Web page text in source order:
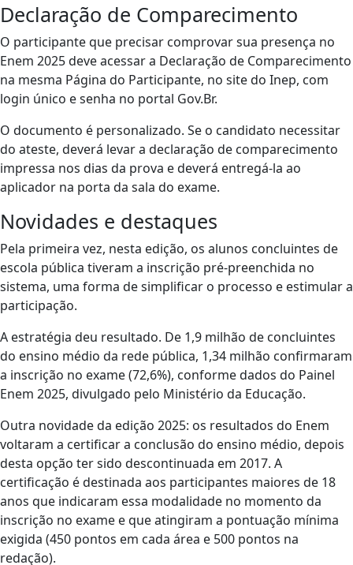
Declaração de Comparecimento
O participante que precisar comprovar sua presença no
Enem 2025 deve acessar a Declaração de Comparecimento
na mesma Página do Participante, no site do Inep, com
login único e senha no portal Gov.Br.
O documento é personalizado. Se o candidato necessitar
do ateste, deverá levar a declaração de comparecimento
impressa nos dias da prova e deverá entregá-la ao
aplicador na porta da sala do exame.
Novidades e destaques
Pela primeira vez, nesta edição, os alunos concluintes de
escola pública tiveram a inscrição pré-preenchida no
sistema, uma forma de simplificar o processo e estimular a
participação.
A estratégia deu resultado. De 1,9 milhão de concluintes
do ensino médio da rede pública, 1,34 milhão confirmaram
a inscrição no exame (72,6%), conforme dados do Painel
Enem 2025, divulgado pelo Ministério da Educação.
Outra novidade da edição 2025: os resultados do Enem
voltaram a certificar a conclusão do ensino médio, depois
desta opção ter sido descontinuada em 2017. A
certificação é destinada aos participantes maiores de 18
anos que indicaram essa modalidade no momento da
inscrição no exame e que atingiram a pontuação mínima
exigida (450 pontos em cada área e 500 pontos na
redação).